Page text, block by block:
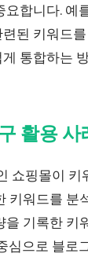
합니다. 예
된 키워드
통합하는
활용 사
쇼핑몰이
키워드를 분
기록한 키
심으로 블로